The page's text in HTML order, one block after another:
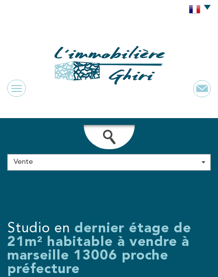
Vente
studio en dernier étage de
21m² habitable à vendre à
marseille 13006 proche
préfecture